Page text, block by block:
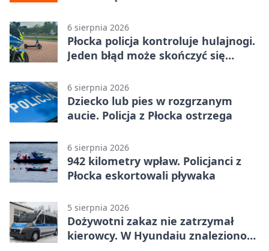
6 sierpnia 2026
Płocka policja kontroluje hulajnogi.
Jeden błąd może skończyć się
6 sierpnia 2026
Dziecko lub pies w rozgrzanym
aucie. Policja z Płocka ostrzega
6 sierpnia 2026
942 kilometry wpław. Policjanci z
Płocka eskortowali pływaka
5 sierpnia 2026
Dożywotni zakaz nie zatrzymał
kierowcy. W Hyundaiu znaleziono